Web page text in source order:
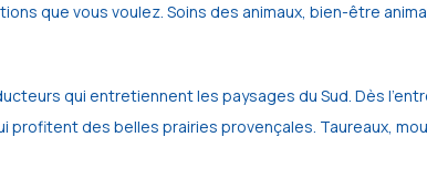
que vous voulez. Soins des animaux, bien-être
qui entretiennent les paysages du Sud. Dès
des belles prairies provençales. Taureaux,